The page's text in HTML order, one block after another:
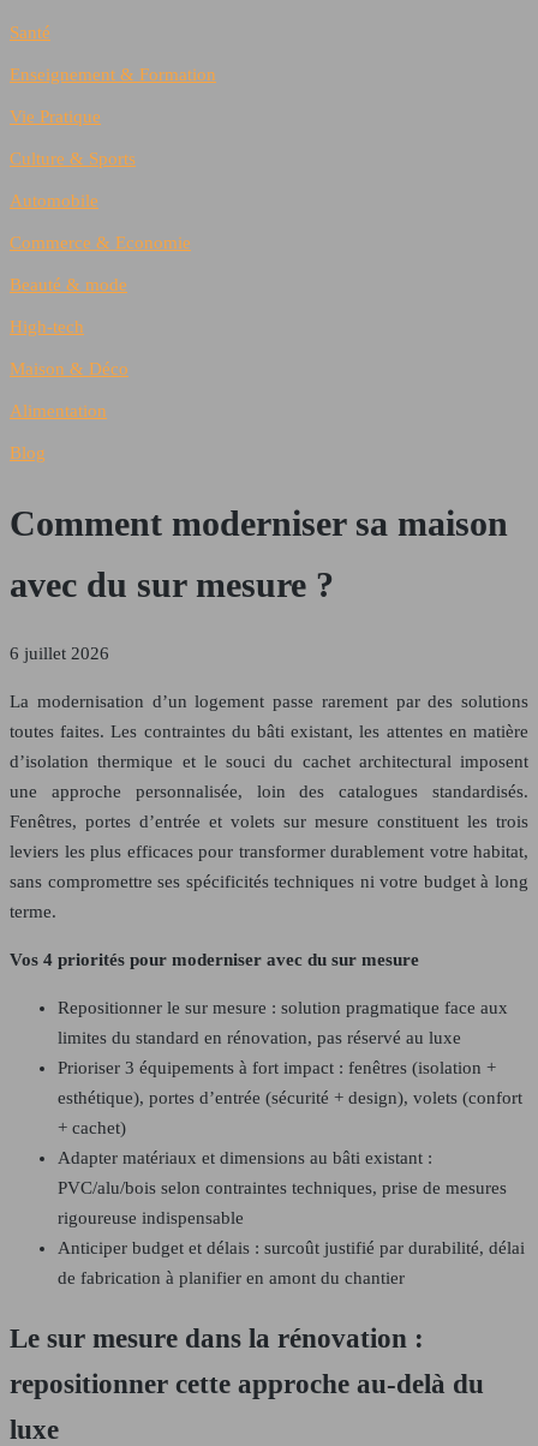
Santé
Enseignement & Formation
Vie Pratique
Culture & Sports
Automobile
Commerce & Economie
Beauté & mode
High-tech
Maison & Déco
Alimentation
Blog
Comment moderniser sa maison
avec du sur mesure ?
6 juillet 2026
La modernisation d’un logement passe rarement par des solutions
toutes faites. Les contraintes du bâti existant, les attentes en matière
d’isolation thermique et le souci du cachet architectural imposent
une approche personnalisée, loin des catalogues standardisés.
Fenêtres, portes d’entrée et volets sur mesure constituent les trois
leviers les plus efficaces pour transformer durablement votre habitat,
sans compromettre ses spécificités techniques ni votre budget à long
terme.
Vos 4 priorités pour moderniser avec du sur mesure
Repositionner le sur mesure : solution pragmatique face aux
limites du standard en rénovation, pas réservé au luxe
Prioriser 3 équipements à fort impact : fenêtres (isolation +
esthétique), portes d’entrée (sécurité + design), volets (confort
+ cachet)
Adapter matériaux et dimensions au bâti existant :
PVC/alu/bois selon contraintes techniques, prise de mesures
rigoureuse indispensable
Anticiper budget et délais : surcoût justifié par durabilité, délai
de fabrication à planifier en amont du chantier
Le sur mesure dans la rénovation :
repositionner cette approche au-delà du
luxe